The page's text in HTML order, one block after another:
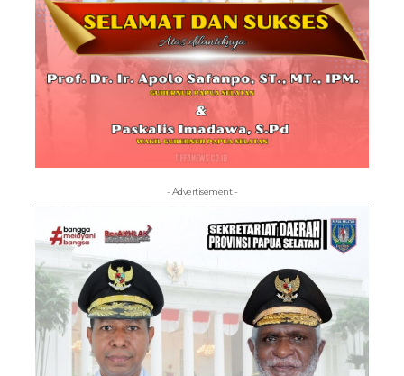
- Advertisement -